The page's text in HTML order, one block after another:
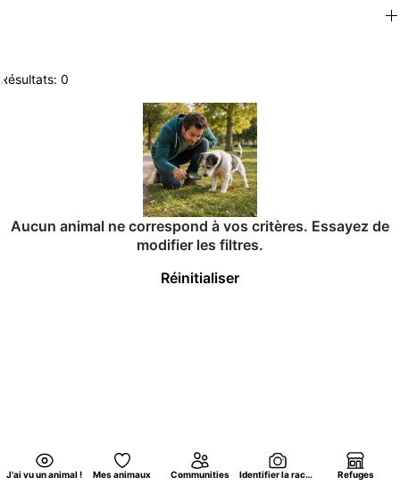
Résultats: 0
Aucun animal ne correspond à vos critères. Essayez de
modifier les filtres.
Réinitialiser
J'ai vu un animal ! Mes animaux Communities Identifier la race d'un chat par photo Refuges